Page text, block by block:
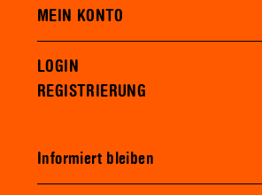
MEIN KONTO
LOGIN
REGISTRIERUNG
Informiert bleiben